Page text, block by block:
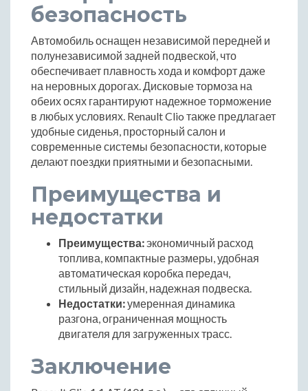
безопасность
Автомобиль оснащен независимой передней и
полунезависимой задней подвеской, что
обеспечивает плавность хода и комфорт даже
на неровных дорогах. Дисковые тормоза на
обеих осях гарантируют надежное торможение
в любых условиях. Renault Clio также предлагает
удобные сиденья, просторный салон и
современные системы безопасности, которые
делают поездки приятными и безопасными.
Преимущества и
недостатки
Преимущества:экономичный расход
топлива, компактные размеры, удобная
автоматическая коробка передач,
стильный дизайн, надежная подвеска.
Недостатки:умеренная динамика
разгона, ограниченная мощность
двигателя для загруженных трасс.
Заключение